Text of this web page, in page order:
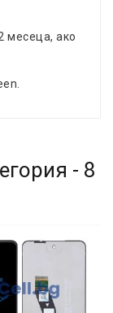
месеца, ако
- 8